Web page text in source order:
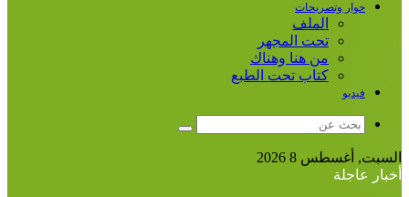
حوار وتصريحات
الملف
تحت المجهر
من هنا وهناك
كتاب تحت الطبع
فيديو
بحث
السبت, أغسطس 8 2026
أخبار عاجلة